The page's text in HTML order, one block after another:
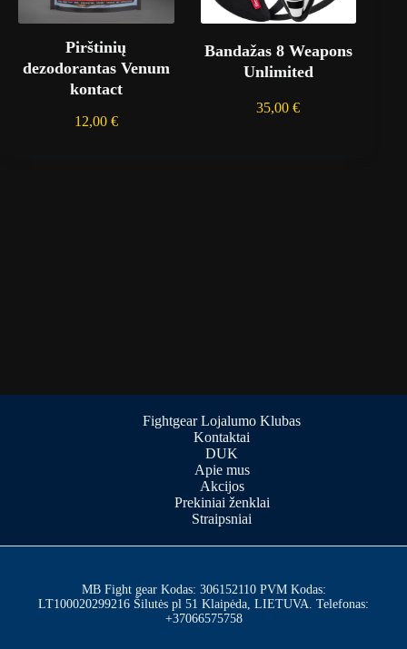
Pirštinių
dezodorantas Venum
kontact
12,00 €
Bandažas 8 Weapons
Unlimited
35,00€
Fightgear Lojalumo Klubas
Kontaktai
DUK
Apie mus
Akcijos
Prekiniai ženklai
Straipsniai
MB Fight gear Kodas: 306152110 PVM Kodas:
LT100020299216 Šilutės pl 51 Klaipėda, LIETUVA. Telefonas:
+37066575758